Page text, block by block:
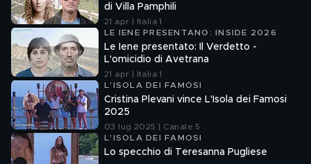
di Villa Pamphili
21 apr | Italia 1
LE IENE PRESENTANO: INSIDE 2026
Le Iene presentato: Il Verdetto -
L'omicidio di Avetrana
21 apr | Italia 1
L'ISOLA DEI FAMOSI
Cristina Plevani vince L'Isola dei Famosi
2025
03 lug 2025 | Canale 5
L'ISOLA DEI FAMOSI
Lo specchio di Teresanna Pugliese